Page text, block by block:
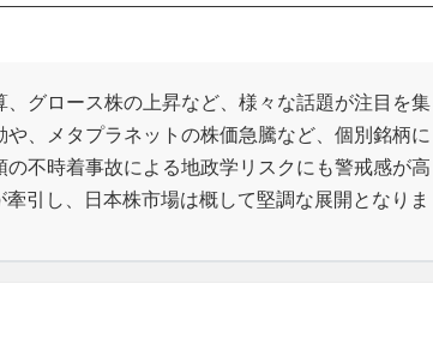
グロース株の上昇など、様々な話題が注目を集
、メタプラネットの株価急騰など、個別銘柄に
不時着事故による地政学リスクにも警戒感が高
引し、日本株市場は概して堅調な展開となりま